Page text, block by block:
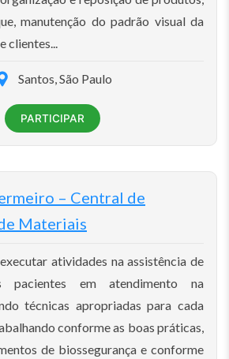
manutenção do padrão visual da
Santos, São Paulo
PARTICIPAR
– Central de
Materiais
atividades na assistência de
pacientes em atendimento na
técnicas apropriadas para cada
conforme as boas práticas,
de biossegurança e conforme